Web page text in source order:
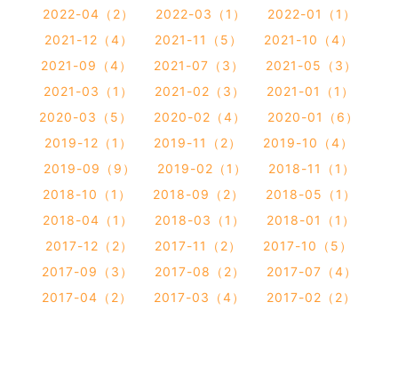
2022-04（2）
2022-03（1）
2022-01（1）
2021-12（4）
2021-11（5）
2021-10（4）
2021-09（4）
2021-07（3）
2021-05（3）
2021-03（1）
2021-02（3）
2021-01（1）
2020-03（5）
2020-02（4）
2020-01（6）
2019-12（1）
2019-11（2）
2019-10（4）
2019-09（9）
2019-02（1）
2018-11（1）
2018-10（1）
2018-09（2）
2018-05（1）
2018-04（1）
2018-03（1）
2018-01（1）
2017-12（2）
2017-11（2）
2017-10（5）
2017-09（3）
2017-08（2）
2017-07（4）
2017-04（2）
2017-03（4） 2017-02（2）